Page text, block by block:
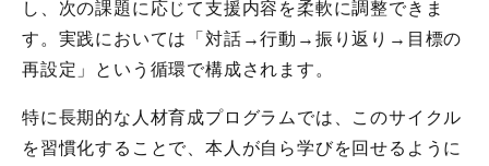
し、次の課題に応じて支援内容を柔軟に調整できま
す。実践においては「対話→行動→振り返り→目標の
再設定」という循環で構成されます。
特に長期的な人材育成プログラムでは、このサイクル
を習慣化することで、本人が自ら学びを回せるように